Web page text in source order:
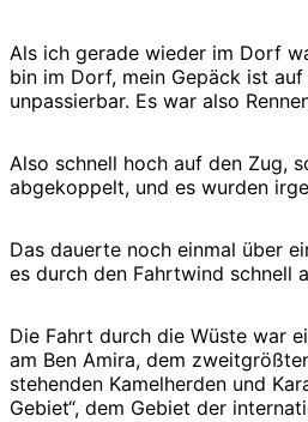
Als ich gerade wieder im Dorf
bin im Dorf, mein Gepäck ist
unpassierbar. Es war also
Also schnell hoch auf den Zug,
abgekoppelt, und es wurden
Das dauerte noch einmal über
es durch den Fahrtwind schnell
Die Fahrt durch die Wüste war
am Ben Amira, dem
stehenden Kamelherden und
Gebiet“, dem Gebiet der